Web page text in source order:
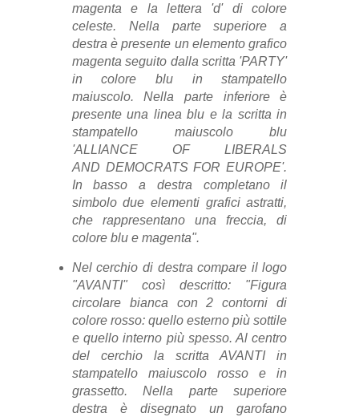
magenta e la lettera 'd' di colore
celeste. Nella partesuperiore a
destra è presente un elemento grafico
magenta seguito dalla scritta 'PARTY'
in colore blu in stampatello
maiuscolo. Nella parte inferiore è
presente una linea blu e la scritta in
stampatello maiuscolo blu
'ALLIANCE OF LIBERALS
AND DEMOCRATS FOR EUROPE'.
In basso a destra completano il
simbolo due elementi grafici astratti,
che rappresentano una freccia, di
colore blu e magenta".
Nel cerchio di destra compare il logo
"AVANTI" così descritto: "Figura
circolare bianca con 2 contorni di
colore rosso: quello esterno più sottile
e quello interno più spesso. Al centro
del cerchio la scritta AVANTI in
stampatello maiuscolo rosso ein
grassetto. Nella parte superiore
destra è disegnato un garofano